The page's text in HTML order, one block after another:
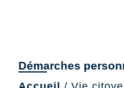
Démarches